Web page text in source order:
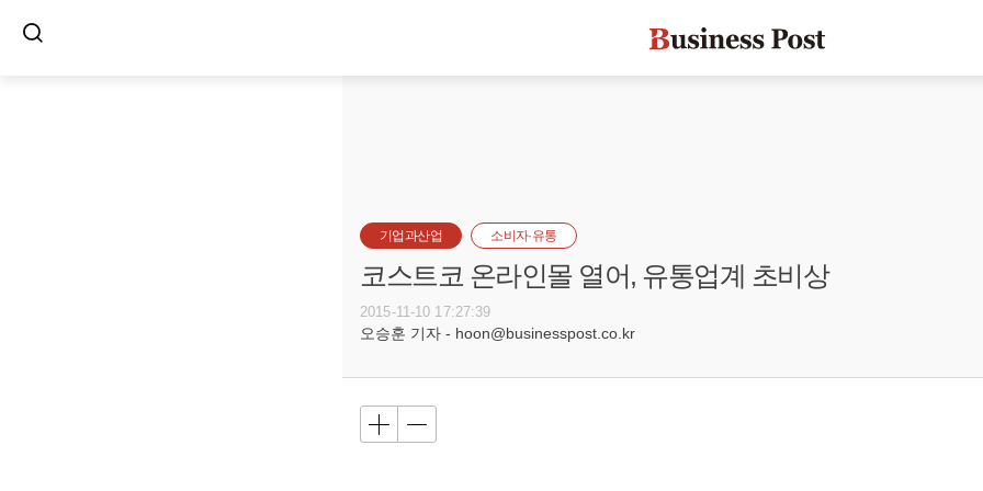
기업과산업 소비자·유통
코스트코 온라인몰 열어, 유통업계 초비상
2015-11-10 17:27:39
오승훈 기자 - hoon@businesspost.co.kr